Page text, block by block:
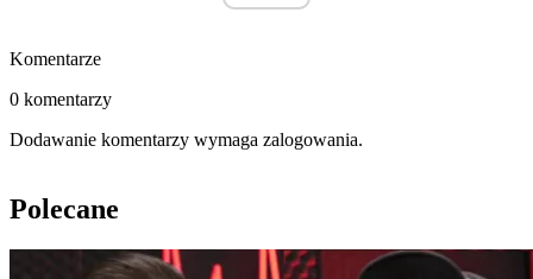
Komentarze
0 komentarzy
Dodawanie komentarzy wymaga zalogowania.
Polecane